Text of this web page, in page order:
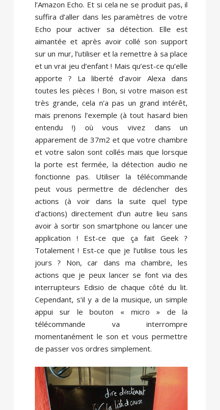
l’Amazon Echo. Et si cela ne se produit pas, il
suffira d’aller dans les paramètres de votre
Echo pour activer sa détection. Elle est
aimantée et après avoir collé son support
sur un mur, l’utiliser et la remettre à sa place
et un vrai jeu d’enfant ! Mais qu’est-ce qu’elle
apporte ? La liberté d’avoir Alexa dans
toutes les pièces ! Bon, si votre maison est
très grande, cela n’a pas un grand intérêt,
mais prenons l’exemple (à tout hasard bien
entendu !) où vous vivez dans un
apparement de 37m2 et que votre chambre
et votre salon sont collés mais que lorsque
la porte est fermée, la détection audio ne
fonctionne pas. Utiliser la télécommande
peut vous permettre de déclencher des
actions (à voir dans la suite quel type
d’actions) directement d’un autre lieu sans
avoir à sortir son smartphone ou lancer une
application ! Est-ce que ça fait Geek ?
Totalement ! Est-ce que je l’utilise tous les
jours ? Non, car dans ma chambre, les
actions que je peux lancer se font via des
interrupteurs Edisio de chaque côté du lit.
Cependant, s’il y a de la musique, un simple
appui sur le bouton « micro » de la
télécommande va interrompre
momentanément le son et vous permettre
de passer vos ordres simplement.